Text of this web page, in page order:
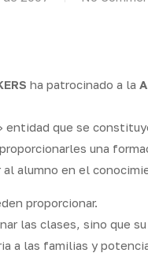
ha patrocinado a la
entidad que se
una
alumno en el
proporcionar.
las clases, sino que
a las familias y